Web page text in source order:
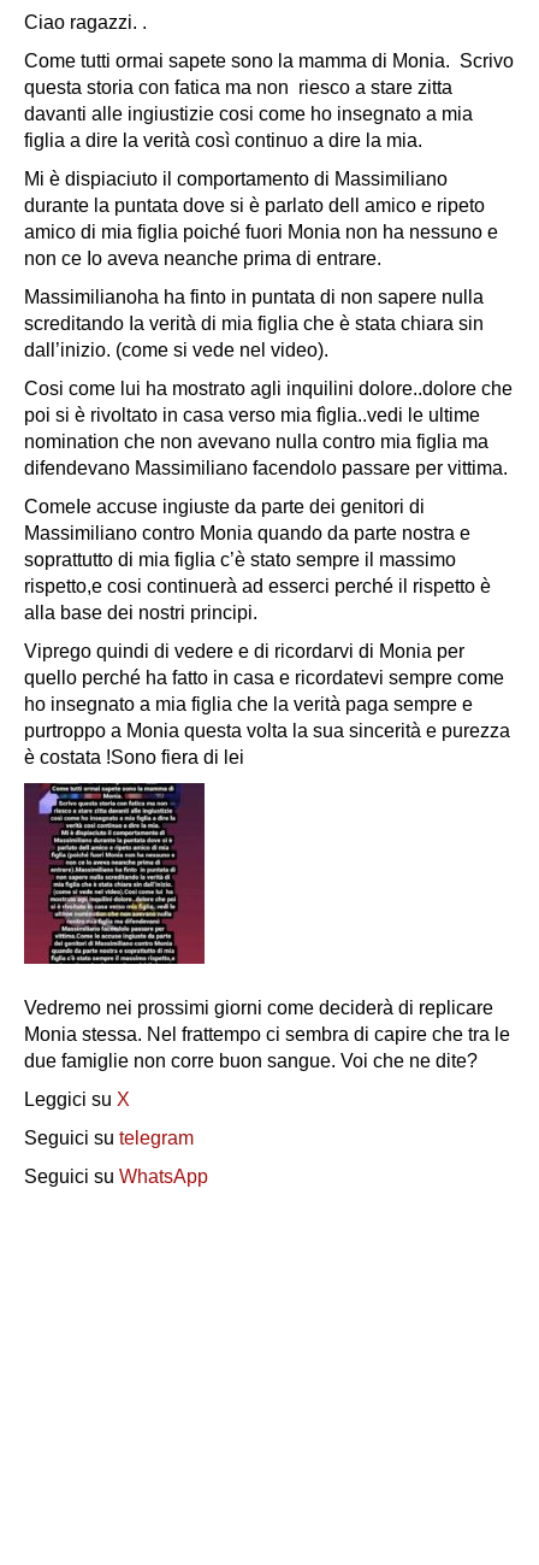
Ciao ragazzi. .
Come tutti ormai sapete sono la mamma di Monia. Scrivo
questa storia con fatica ma non riesco a stare zitta
davanti alle ingiustizie cosi come ho insegnato a mia
figlia a dire la verità così continuo a dire la mia.
Mi è dispiaciuto il comportamento di Massimiliano
durante la puntata dove si è parlato dell amico e ripeto
amico di mia figlia poiché fuori Monia non ha nessuno e
non ce Io aveva neanche prima di entrare.
Massimilianoha ha finto in puntata di non sapere nulla
screditando Ia verità di mia figlia che è stata chiara sin
dall’inizio. (come si vede nel video).
Cosi come lui ha mostrato agli inquilini dolore..dolore che
poi si è rivoltato in casa verso mia fìglia..vedi le ultime
nomination che non avevano nulla contro mia figlia ma
difendevano Massimiliano facendolo passare per vittima.
ComeIe accuse ingiuste da parte dei genitori di
Massimiliano contro Monia quando da parte nostra e
soprattutto di mia figlia c’è stato sempre il massimo
rispetto,e cosi continuerà ad esserci perché il rispetto è
alla base dei nostri principi.
Viprego quindi di vedere e di ricordarvi di Monia per
quello perché ha fatto in casa e ricordatevi sempre come
ho insegnato a mia figlia che la verità paga sempre e
purtroppo a Monia questa volta la sua sincerità e purezza
è costata !Sono fiera di lei
Vedremo nei prossimi giorni come deciderà di replicare
Monia stessa. Nel frattempo ci sembra di capire che tra le
due famiglie non corre buon sangue. Voi che ne dite?
Leggici su X
Seguici su telegram
Seguici su WhatsApp